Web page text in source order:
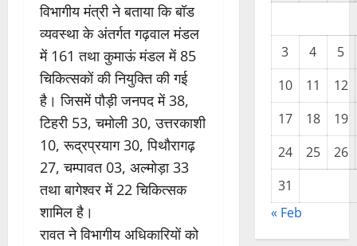
विभागीय मंत्री ने बताया कि बॉड
व्यवस्था के अंतर्गत गढ़वाल मंडल
में 161 तथा कुमाऊं मंडल में 85
चिकित्सकों की नियुक्ति की गई
है। जिसमें पौड़ी जनपद में 38,
टिहरी 53, चमोली 30, उत्तरकाशी
10, रूद्रप्रयाग 30, पिथौरागढ़
27, चम्पावत 03, अल्मोड़ा 33
तथा बागेश्वर में 22 चिकित्सक
शामिल है।
रावत ने विभागीय अधिकारियों को
3 4
5
10
11
12
17
18
19
24
25
26
31
« Feb